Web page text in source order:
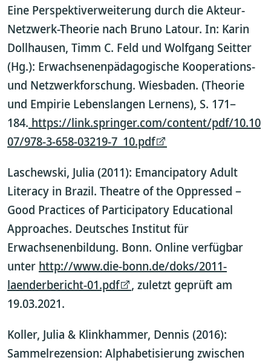
Eine Perspektiverweiterung durch die Akteur-
Netzwerk-Theorie nach Bruno Latour. In: Karin
Dollhausen, Timm C. Feld und Wolfgang Seitter
(Hg.): Erwachsenenpädagogische Kooperations-
und Netzwerkforschung. Wiesbaden. (Theorie
und Empirie Lebenslangen Lernens), S. 171–
184. https://link.springer.com/content/pdf/10.10
07/978-3-658-03219-7_10.pdf
Laschewski, Julia (2011): Emancipatory Adult
Literacy in Brazil. Theatre of the Oppressed –
Good Practices of Participatory Educational
Approaches. Deutsches Institut für
Erwachsenenbildung. Bonn. Online verfügbar
unter http://www.die-bonn.de/doks/2011-
laenderbericht-01.pdf
, zuletzt geprüft am
19.03.2021.
Koller, Julia & Klinkhammer, Dennis (2016):
Sammelrezension: Alphabetisierung zwischen